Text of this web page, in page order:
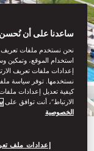
عرض الكل
ساعدنا على أن
نحن نستخدم ملفات تعريف
استخدام الموقع، وتمكين
إعدادات ملفات تعريف
نستخدمها. توفر سياسة
كيفية تعديل إعدادات
الارتباط”، أنت توافق على
الخصوصية
إعدادات ملف